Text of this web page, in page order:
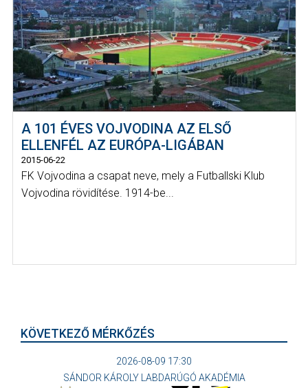
A 101 ÉVES VOJVODINA AZ ELSŐ
ELLENFÉL AZ EURÓPA-LIGÁBAN
2015-06-22
FK Vojvodina a csapat neve, mely a Futballski Klub
Vojvodina rövidítése. 1914-be...
KÖVETKEZŐ MÉRKŐZÉS
2026-08-09 17:30
SÁNDOR KÁROLY LABDARÚGÓ AKADÉMIA